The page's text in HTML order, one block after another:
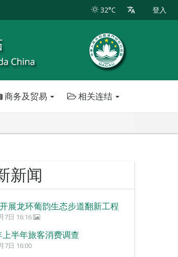
32°C 登入
商务及贸易 相关连结
新闻
展龙环葡韵生态步道翻新工程
7日 16:16
半年旅客消费调查
7日 16:00